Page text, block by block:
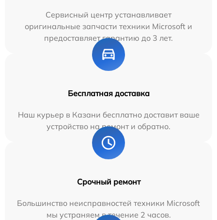
Сервисный центр устанавливает
оригинальные запчасти техники Microsoft и
предоставляет гарантию до 3 лет.
Бесплатная доставка
Наш курьер в Казани бесплатно доставит ваше
устройство на ремонт и обратно.
Срочный ремонт
Большинство неисправностей техники Microsoft
мы устраняем в течение 2 часов.